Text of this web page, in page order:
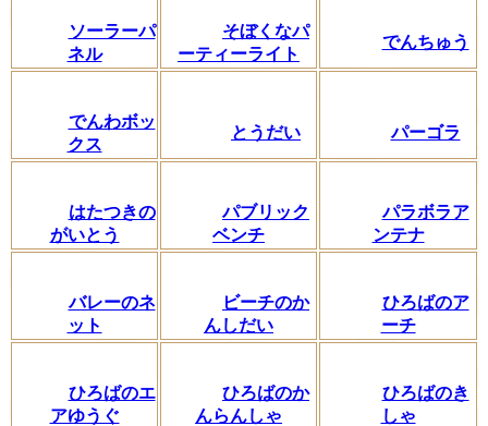
ソーラーパ
ネル
そぼくなパ
ーティーライト
でんちゅう
でんわボッ
クス
とうだい パーゴラ
はたつきの
がいとう
パブリック
ベンチ
パラボラア
ンテナ
バレーのネ
ット
ビーチのか
んしだい
ひろばのア
ーチ
ひろばのエ
アゆうぐ
ひろばのか
んらんしゃ
ひろばのき
しゃ